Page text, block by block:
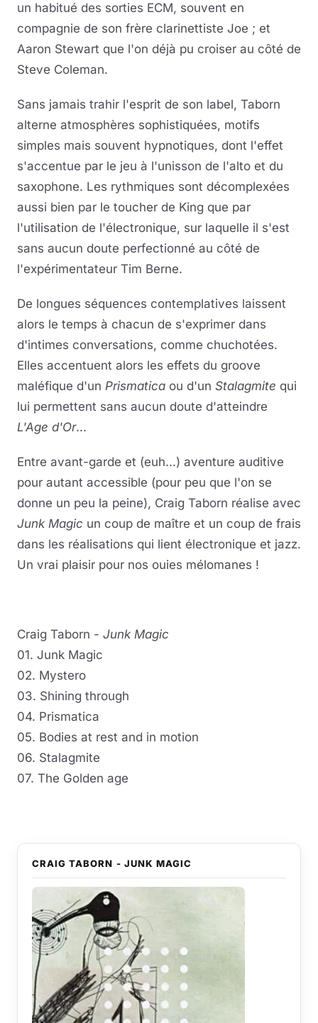
un habitué des sorties ECM, souvent en
compagnie de son frère clarinettiste Joe ; et
Aaron Stewart que l'on déjà pu croiser au côté de
Steve Coleman.
Sans jamais trahir l'esprit de son label, Taborn
alterne atmosphères sophistiquées, motifs
simples mais souvent hypnotiques, dont l'effet
s'accentue par le jeu à l'unisson de l'alto et du
saxophone. Les rythmiques sont décomplexées
aussi bien par le toucher de King que par
l'utilisation de l'électronique, sur laquelle il s'est
sans aucun doute perfectionné au côté de
l'expérimentateur Tim Berne.
De longues séquences contemplatives laissent
alors le temps à chacun de s'exprimer dans
d'intimes conversations, comme chuchotées.
Elles accentuent alors les effets du groove
maléfique d'un Prismatica ou d'un Stalagmite qui
lui permettent sans aucun doute d'atteindre
L'Age d'Or...
Entre avant-garde et (euh...) aventure auditive
pour autant accessible (pour peu que l'on se
donne un peu la peine), Craig Taborn réalise avec
Junk Magic un coup de maître et un coup de frais
dans les réalisations qui lient électronique et jazz.
Un vrai plaisir pour nos ouies mélomanes !
Craig Taborn - Junk Magic
01. Junk Magic
02. Mystero
03. Shining through
04. Prismatica
05. Bodies at rest and in motion
06. Stalagmite
07. The Golden age
CRAIG TABORN - JUNK MAGIC